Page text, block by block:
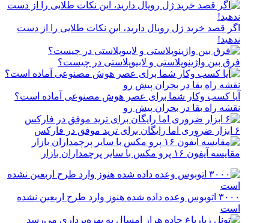
اگر قصد خرید ژل رویال دارید، این نکات طلایی را از دست
ندهید!
فرق بین واژینوپلاستی و لابیوپلاستی در چیست؟
آیا کسب وکار شما برای عصر هوش مصنوعی آماده است؟
نقشه راه بقا در بحران پیش رو
۶ ابزار ضروری اما رایگان برای ترید موفق در فارکس
مقایسه آیفون ۱۶ پرو مکس با سایر پرچمداران بازار
۳۰۰۰ اتوبوس وعده داده شده هنوز وارد طرح اربعین نشده
است